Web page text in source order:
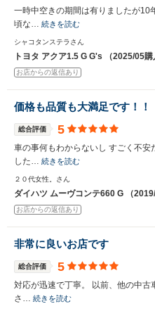
一時中空きの期間は有りましたが10
頃な… 続きを読む
シャコタンステラさん
トヨタ アクア1.5 G G's （2025/05購
お店からの返信あり
価格も品質も大満足です！！
総合評価 5
車の事何もわからないし すごく不安
した… 続きを読む
２０代女性。さん
ダイハツ ムーヴコンテ660 G （2019/
お店からの返信あり
非常に良いお店です
総合評価 5
対応が迅速で丁寧。 以前、他の中
さ… 続きを読む